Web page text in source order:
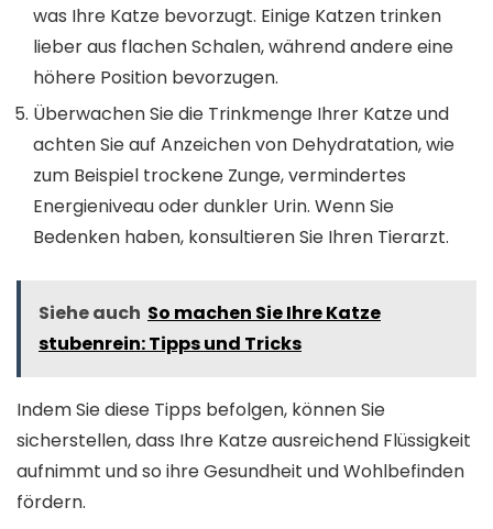
was Ihre Katze bevorzugt. Einige Katzen trinken
lieber aus flachen Schalen, während andere eine
höhere Position bevorzugen.
Überwachen Sie die Trinkmenge Ihrer Katze und
achten Sie auf Anzeichen von Dehydratation, wie
zum Beispiel trockene Zunge, vermindertes
Energieniveau oder dunkler Urin. Wenn Sie
Bedenken haben, konsultieren Sie Ihren Tierarzt.
Siehe auch So machen Sie Ihre Katze
stubenrein: Tipps und Tricks
Indem Sie diese Tipps befolgen, können Sie
sicherstellen, dass Ihre Katze ausreichend Flüssigkeit
aufnimmt und so ihre Gesundheit und Wohlbefinden
fördern.